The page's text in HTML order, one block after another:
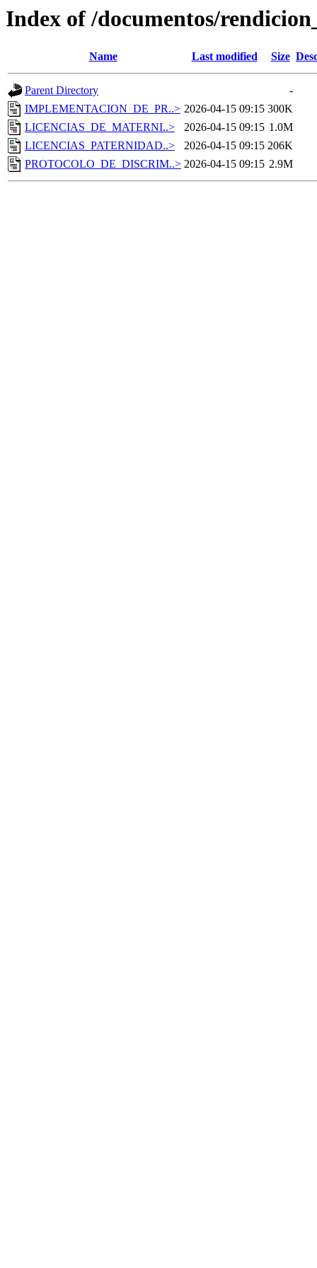
Index of /documentos/
Name Last modified Size
Parent Directory
-
IMPLEMENTACION_DE_PR..> 2026-04-15 09:15 300K
LICENCIAS_DE_MATERNI..>
2026-04-15 09:15 1.0M
LICENCIAS_PATERNIDAD..>
2026-04-15 09:15 206K
PROTOCOLO_DE_DISCRIM..> 2026-04-15 09:15 2.9M